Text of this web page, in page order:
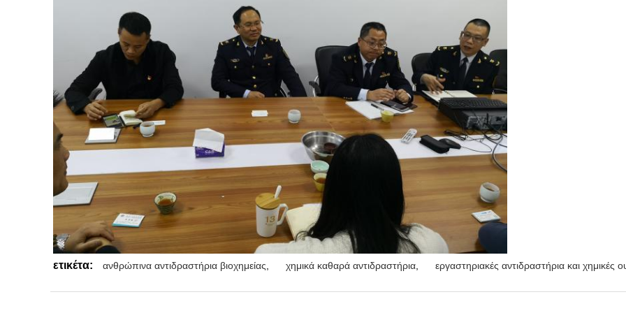
ετικέτα: ανθρώπινα αντιδραστήρια βιοχημείας χημικά καθαρά αντιδραστήρια εργαστηριακές αντιδραστήρια και χημικές